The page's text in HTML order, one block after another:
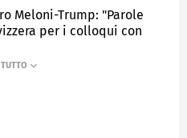
Meloni-Trump: "Parole
per i colloqui con
Sorelle scomparse,